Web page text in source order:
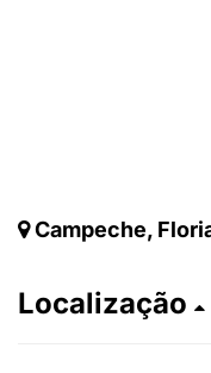
Campeche,
Localização